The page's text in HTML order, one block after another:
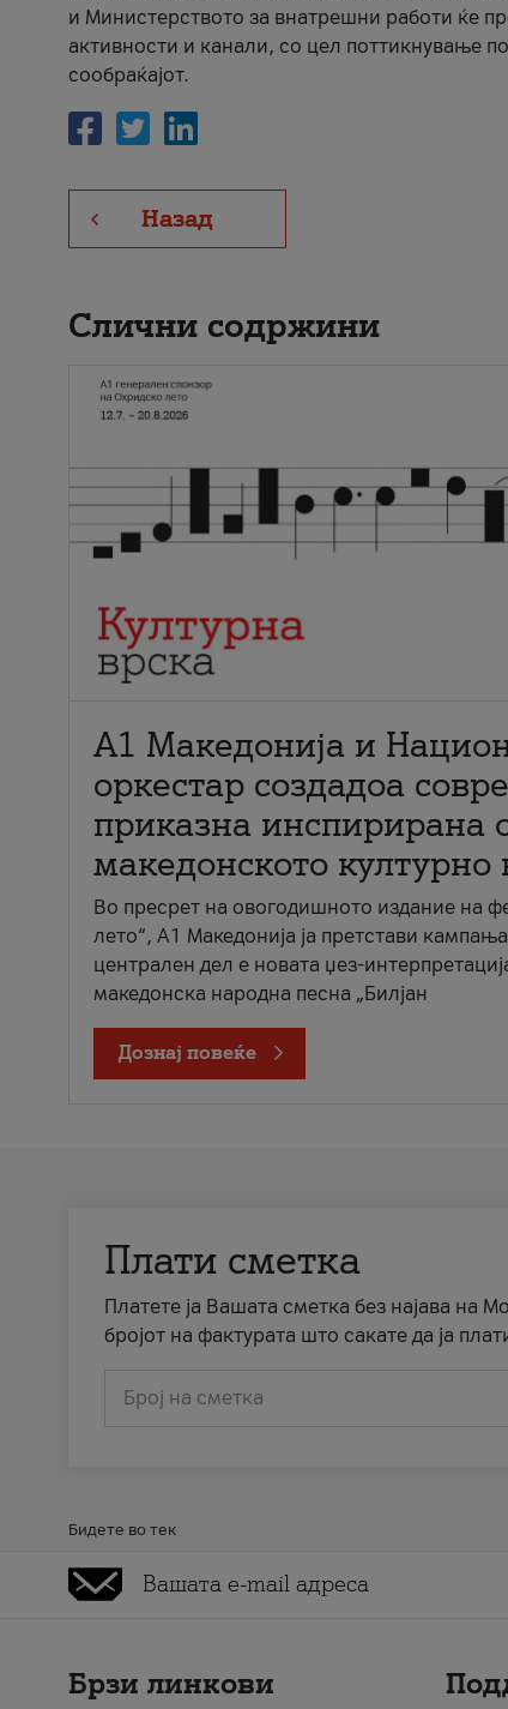
и Министерството за внатрешни работи ќе
активности и канали, со цел поттикнување
сообраќајот.
Назад
Слични содржини
А1 Македонија и
оркестар создадоа
приказна инспирирана
македонското културно
Во пресрет на овогодишното издание на
лето“, А1 Македонија ја претстави
централен дел е новата џез-
македонска народна песна „Билјан
Дознај повеќе
Плати сметка
Платете ја Вашата сметка без најава на
бројот на фактурата што сакате да ја
Број на сметка
Бидете во тек
Брзи линкови